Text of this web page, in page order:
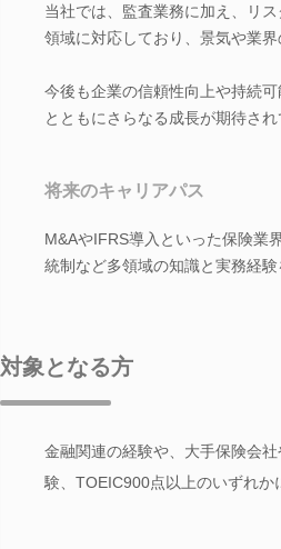
当社では、監査業務に加え、リ
領域に対応しており、景気や業
今後も企業の信頼性向上や持続
とともにさらなる成長が期待され
将来のキャリアパス
M&AやIFRS導入といった保険業
統制など多領域の知識と実務経験
対象となる方
金融関連の経験や、大手保険会
験、TOEIC900点以上のいずれか